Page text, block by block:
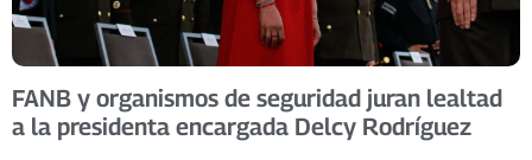
FANB y organismos de seguridad juran lealtad
a la presidenta encargada Delcy Rodríguez